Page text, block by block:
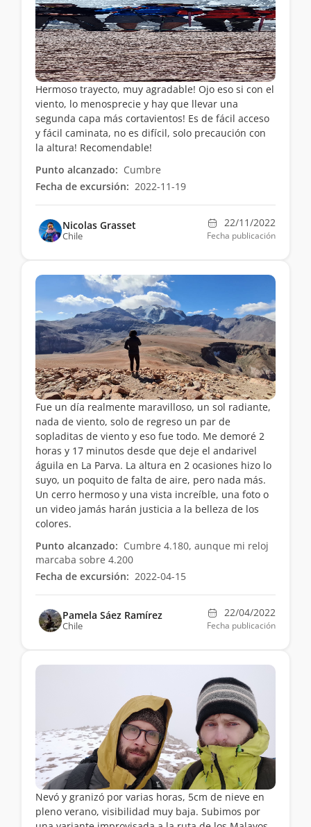
Hermoso trayecto, muy agradable! Ojo eso si con el
viento, lo menosprecie y hay que llevar una
segunda capa más cortavientos! Es de fácil acceso
y fácil caminata, no es difícil, solo precaución con
la altura! Recomendable!
Punto alcanzado: Cumbre
Fecha de excursión: 2022-11-19
Nicolas Grasset
Chile
22/11/2022
Fecha publicación
Fue un día realmente maravilloso, un sol radiante,
nada de viento, solo de regreso un par de
sopladitas de viento y eso fue todo. Me demoré 2
horas y 17 minutos desde que deje el andarivel
águila en La Parva. La altura en 2 ocasiones hizo lo
suyo, un poquito de falta de aire, pero nada más.
Un cerro hermoso y una vista increíble, una foto o
un video jamás harán justicia a la belleza de los
colores.
Punto alcanzado: Cumbre 4.180, aunque mi reloj
marcaba sobre 4.200
Fecha de excursión: 2022-04-15
Pamela Sáez Ramírez
Chile
22/04/2022
Fecha publicación
Nevó y granizó por varias horas, 5cm de nieve en
pleno verano, visibilidad muy baja. Subimos por